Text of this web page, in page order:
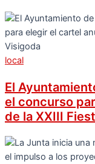
local
El
el concurso
de la XXIII